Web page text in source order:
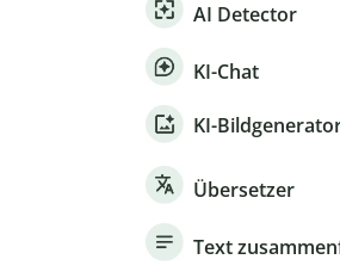
AI Detector
KI-Chat
KI-
Übersetzer
Text